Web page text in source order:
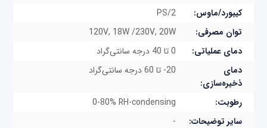
اسپانیایی، سوئدی و چینی سنتی.
کیبورد/ماوس:
PS/2
توان مصرفی:
120V, 18W /230V, 20W
دمای عملیاتی:
0 تا 40 درجه سانتی‌گراد
دمای
ذخیره‌سازی:
20- تا 60 درجه سانتی‌گراد
رطوبت:
0-80% RH-condensing
سایر توضیحات:
-